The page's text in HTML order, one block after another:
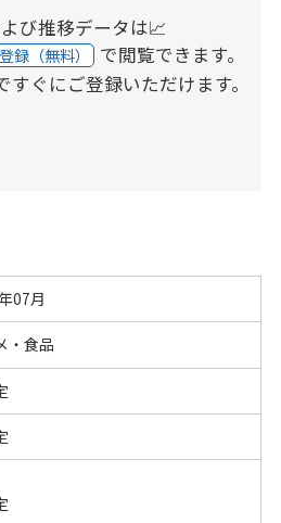
び推移データは📈
録（無料） で閲覧できます。
ぐにご登録いただけます。
07月
・食品